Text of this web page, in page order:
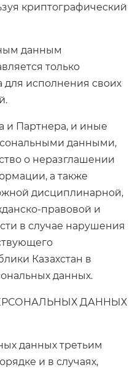
криптографический
данным
только
исполнения своих
и Партнера, и иные
данными,
о неразглашении
а также
дисциплинарной,
правовой и
в случае нарушения
Казахстан в
данных.
ДАННЫХ
данных третьим
и в случаях,